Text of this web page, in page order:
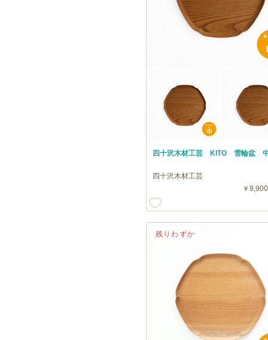
四十沢木材工芸 KITO 雪輪盆
四十沢木材工芸
￥
残りわずか